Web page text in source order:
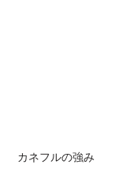
カネフルの強み